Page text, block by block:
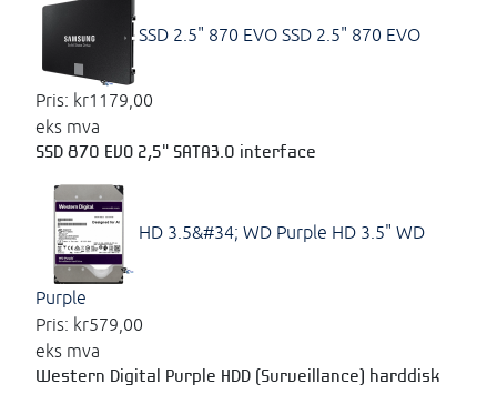
SSD 2.5" 870 EVO SSD 2.5" 870 EVO
Pris: kr1179,00
eks mva
SSD 870 EVO 2,5" SATA3.0 interface
HD 3.5&#34; WD Purple HD 3.5" WD
Purple
Pris: kr579,00
eks mva
Western Digital Purple HDD (Surveillance) harddisk